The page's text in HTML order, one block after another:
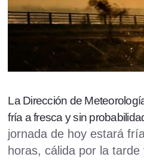
La Dirección de
fría a fresca y sin
jornada de hoy estará
horas, cálida por la tarde